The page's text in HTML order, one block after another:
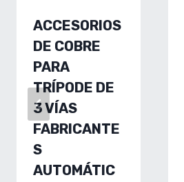
ACCESORIOS
DE COBRE
PARA
TRÍPODE DE
3 VÍAS
FABRICANTE
S
AUTOMÁTIC